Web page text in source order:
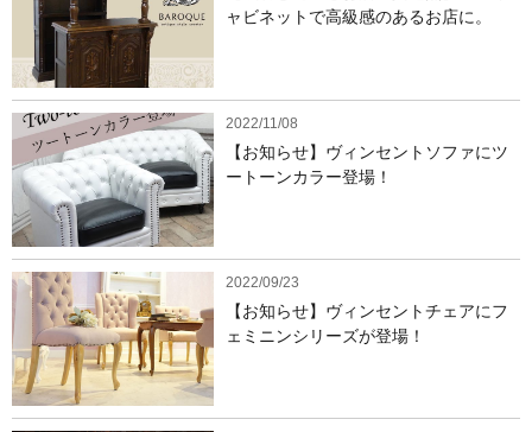
ャビネットで高級感のあるお店に。
2022/11/08
【お知らせ】ヴィンセントソファにツ
ートーンカラー登場！
2022/09/23
【お知らせ】ヴィンセントチェアにフ
ェミニンシリーズが登場！